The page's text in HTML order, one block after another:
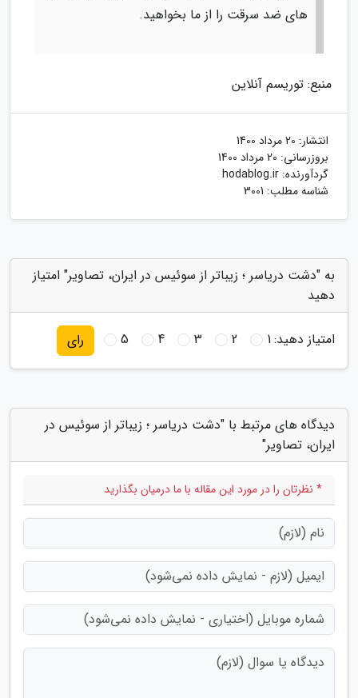
های ضد سرقت را از ما بخواهید.
منبع: توریسم آنلاین
انتشار: 20 مرداد 1400
بروزرسانی: 20 مرداد 1400
گردآورنده: hodablog.ir
شناسه مطلب: 3001
به "دشت دریاسر ؛ زیباتر از سوئیس در ایران، تصاویر" امتیاز
دهید
امتیاز دهید:1
2
3
4
5 رای
دیدگاه های مرتبط با "دشت دریاسر ؛ زیباتر از سوئیس در
ایران، تصاویر"
* نظرتان را در مورد این مقاله با ما درمیان بگذارید